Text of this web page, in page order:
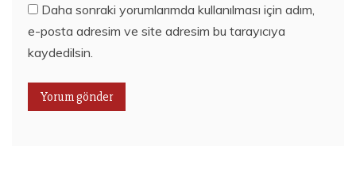
Daha sonraki yorumlarımda kullanılması için adım,
e-posta adresim ve site adresim bu tarayıcıya
kaydedilsin.